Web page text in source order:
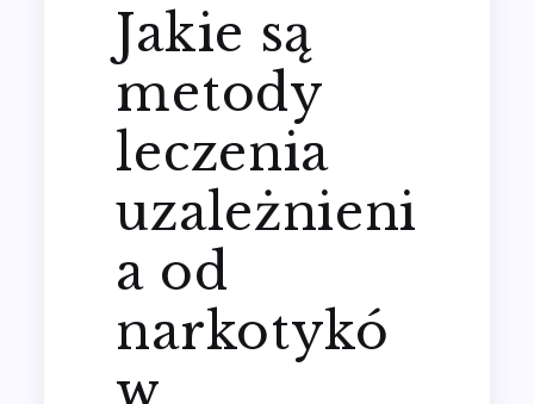
Jakie są
metody
leczenia
uzależnieni
a od
narkotykó
w